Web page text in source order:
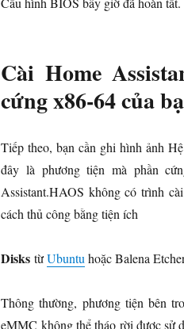
Cài Home
cứng x86-64 của
Tiếp theo, bạn cần ghi hình ảnh
đây là phương tiện mà phần
Assistant.HAOS không có trình
cách thủ công bằng tiện ích
Disks từUbuntuhoặc Balena
Thông thường, phương tiện bên
eMMC không thể tháo rời được sử